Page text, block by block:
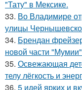
"Тату" в Мексике.
33. Во Владимире
улицы
34. Брендан
новой части
35. Освежающая
телу лёгкость и
36. 5 идей ярких и